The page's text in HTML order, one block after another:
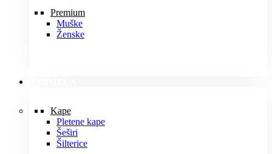
Premium
Muške
Ženske
Kape
Pletene kape
Šeširi
Šilterice